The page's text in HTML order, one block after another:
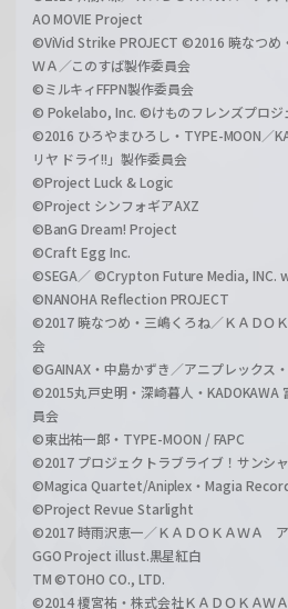
AO MOVIE Project
©ViVid Strike PROJECT ©2016 暁なつめ
ＷＡ／このすば製作委員会
©ミルキィFFPN製作委員会
© Pokelabo, Inc. ©けものフレンズプロジ
©2016 ひろやまひろし・TYPE-MOON／
リヤ ドライ!!」製作委員会
©Project Luck & Logic
©Project シンフォギアAXZ
©BanG Dream! Project
©Craft Egg Inc.
©SEGA／ ©Crypton Future Media, INC.
©NANOHA Reflection PROJECT
©2017 暁なつめ・三嶋くろね／ＫＡＤＯ
会
©GAINAX・中島かずき／アニプレックス
©2015丸戸史明・深崎暮人・KADOKAWA
員会
©東出祐一郎・TYPE-MOON / FAPC
©2017 プロジェクトラブライブ！サンシ
©Magica Quartet/Aniplex・Magia
©Project Revue Starlight
©2017 時雨沢恵一／ＫＡＤＯＫＡＷＡ
GGO Project illust.黒星紅白
TM ©TOHO CO., LTD.
©2014 榎宮祐・株式会社ＫＡＤＯＫＡＷ